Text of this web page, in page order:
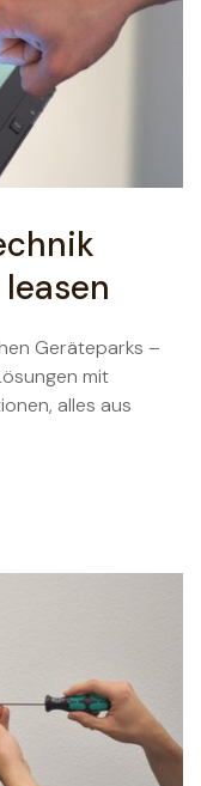
Geräteparks –
mit
alles aus